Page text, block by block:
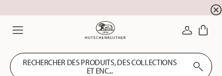
SOLDES D'ÉTÉ ! Profitez de 5 % de remise
RECHERCHER DES PRODUITS, DES COLLECTIONS
ET ENC...